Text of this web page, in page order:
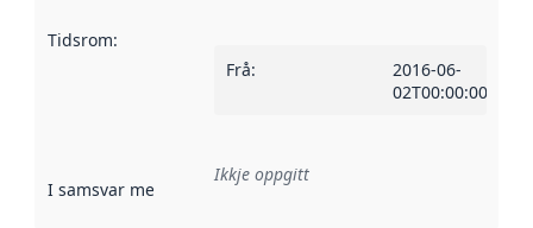
Tidsrom:
Frå:
2016-06-
02T00:00:00Z
I samsvar med Referanse til ei implementeringsregel eller
Ikkje oppgitt